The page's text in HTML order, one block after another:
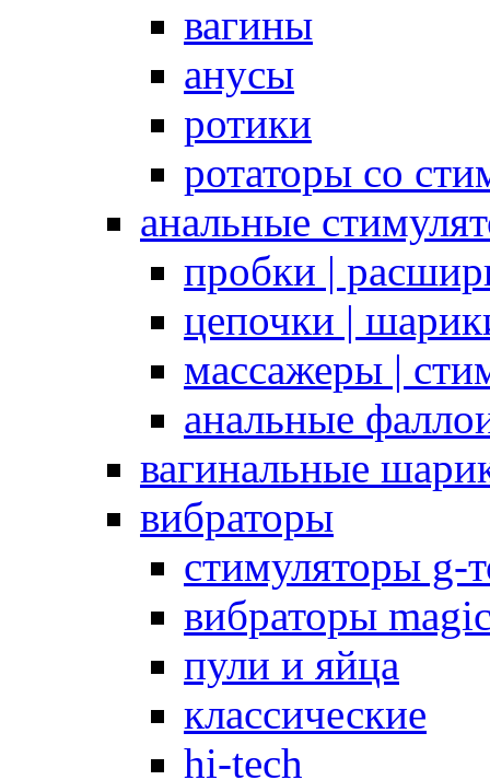
вагины
анусы
ротики
ротаторы со
анальные
пробки |
цепочки |
массажеры |
анальные
вагинальные
вибраторы
стимуляторы g-
вибраторы
пули и яйца
классические
hi-tech